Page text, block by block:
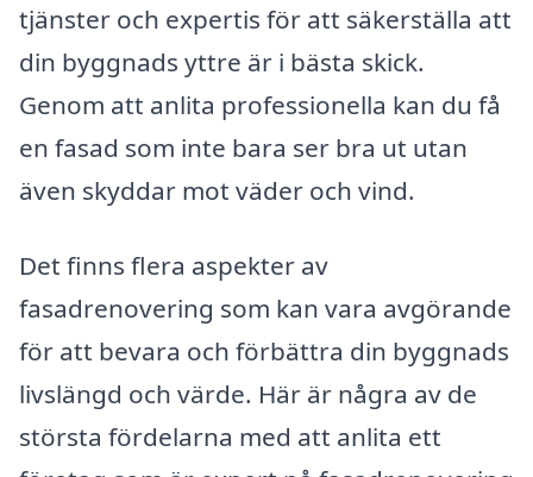
tjänster och expertis för att säkerställa att
din byggnads yttre är i bästa skick.
Genom att anlita professionella kan du få
en fasad som inte bara ser bra ut utan
även skyddar mot väder och vind.
Det finns flera aspekter av
fasadrenovering som kan vara avgörande
för att bevara och förbättra din byggnads
livslängd och värde. Här är några av de
största fördelarna med att anlita ett